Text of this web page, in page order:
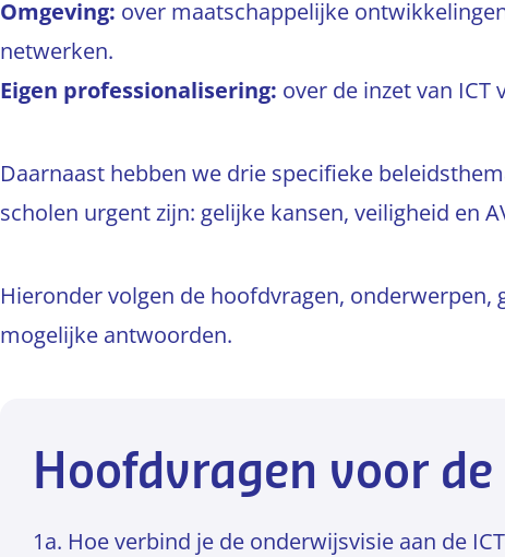
Omgeving: over maatschappelijke
netwerken.
Eigen professionalisering: over de inzet van
Daarnaast hebben we drie specifieke
scholen urgent zijn: gelijke kansen, veiligheid en
Hieronder volgen de hoofdvragen, onderwerpen,
mogelijke antwoorden.
Hoofdvragen voor
1a. Hoe verbind je de onderwijsvisie aan de